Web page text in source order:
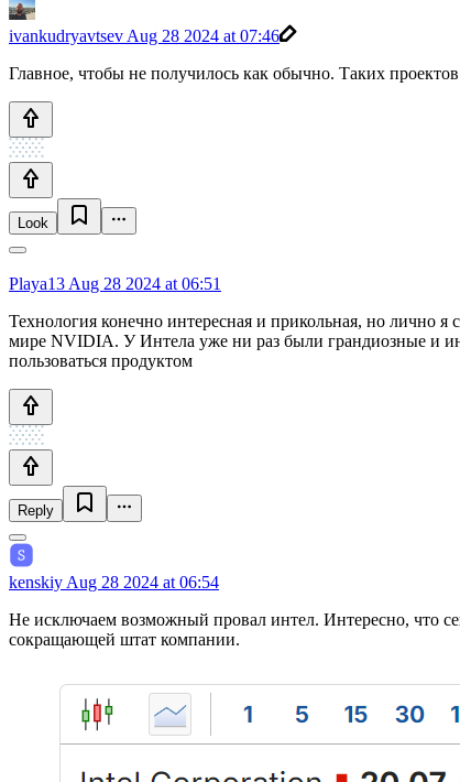
ivankudryavtsev Aug 28 2024 at 07:46
Главное, чтобы не получилось как обычно. Таких
Look
Playa13 Aug 28 2024 at 06:51
Технология конечно интересная и прикольная, но лично
мире NVIDIA. У Интела уже ни раз были грандиозные и
пользоваться продуктом
Reply
kenskiy Aug 28 2024 at 06:54
Не исключаем возможный провал интел. Интересно, что
сокращающей штат компании.